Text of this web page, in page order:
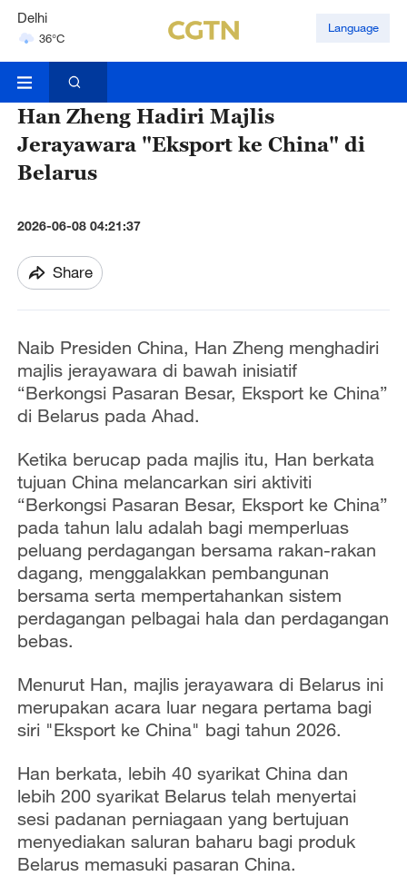
Delhi
36°C
Hyderabad
Language
Han Zheng Hadiri Majlis
Jerayawara "Eksport ke China" di
Belarus
2026-06-08 04:21:37
Share
Naib Presiden China, Han Zheng menghadiri
majlis jerayawara di bawah inisiatif
“Berkongsi Pasaran Besar, Eksport ke China”
di Belarus pada Ahad.
Ketika berucap pada majlis itu, Han berkata
tujuan China melancarkan siri aktiviti
“Berkongsi Pasaran Besar, Eksport ke China”
pada tahun lalu adalah bagi memperluas
peluang perdagangan bersama rakan-rakan
dagang, menggalakkan pembangunan
bersama serta mempertahankan sistem
perdagangan pelbagai hala dan perdagangan
bebas.
Menurut Han, majlis jerayawara di Belarus ini
merupakan acara luar negara pertama bagi
siri "Eksport ke China" bagi tahun 2026.
Han berkata, lebih 40 syarikat China dan
lebih 200 syarikat Belarus telah menyertai
sesi padanan perniagaan yang bertujuan
menyediakan saluran baharu bagi produk
Belarus memasuki pasaran China.